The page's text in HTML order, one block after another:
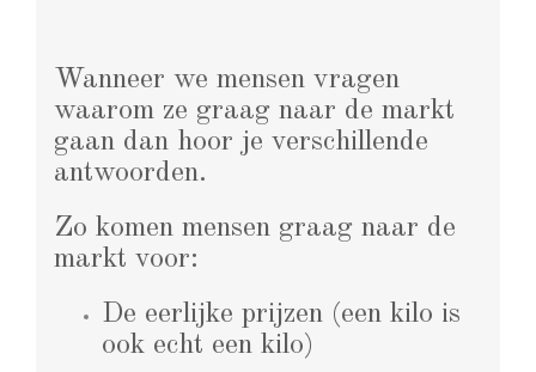
Wanneer we mensen vragen
waarom ze graag naar de markt
gaan dan hoor je verschillende
antwoorden.
Zo komen mensen graag naar de
markt voor:
De eerlijke prijzen (een kilo is
ook echt een kilo)